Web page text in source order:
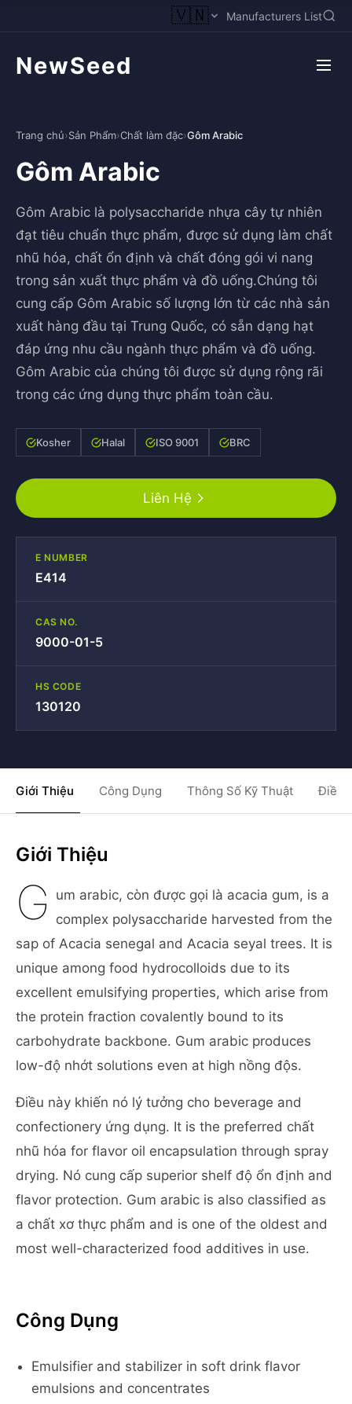
🇻🇳 Manufacturers List
NewSeed
Trang chủ›Sản Phẩm›Chất làm đặc›Gôm Arabic
Gôm Arabic
Gôm Arabic là polysaccharide nhựa cây tự nhiên
đạt tiêu chuẩn thực phẩm, được sử dụng làm chất
nhũ hóa, chất ổn định và chất đóng gói vi nang
trong sản xuất thực phẩm và đồ uống.Chúng tôi
cung cấp Gôm Arabic số lượng lớn từ các nhà sản
xuất hàng đầu tại Trung Quốc, có sẵn dạng hạt
đáp ứng nhu cầu ngành thực phẩm và đồ uống.
Gôm Arabic của chúng tôi được sử dụng rộng rãi
trong các ứng dụng thực phẩm toàn cầu.
Kosher Halal ISO 9001 BRC
Liên Hệ
E NUMBER
E414
CAS NO.
9000-01-5
HS CODE
130120
Giới Thiệu Công Dụng Thông Số Kỹ Thuật Điều
Giới Thiệu
G um arabic, còn được gọi là acacia gum, is a
complex polysaccharide harvested from the
sap of Acacia senegal and Acacia seyal trees. It is
unique among food hydrocolloids due to its
excellent emulsifying properties, which arise from
the protein fraction covalently bound to its
carbohydrate backbone. Gum arabic produces
low-độ nhớt solutions even at high nồng độs.
Điều này khiến nó lý tưởng cho beverage and
confectionery ứng dụng. It is the preferred chất
nhũ hóa for flavor oil encapsulation through spray
drying. Nó cung cấp superior shelf độ ổn định and
flavor protection. Gum arabic is also classified as
a chất xơ thực phẩm and is one of the oldest and
most well-characterized food additives in use.
Công Dụng
Emulsifier and stabilizer in soft drink flavor
emulsions and concentrates